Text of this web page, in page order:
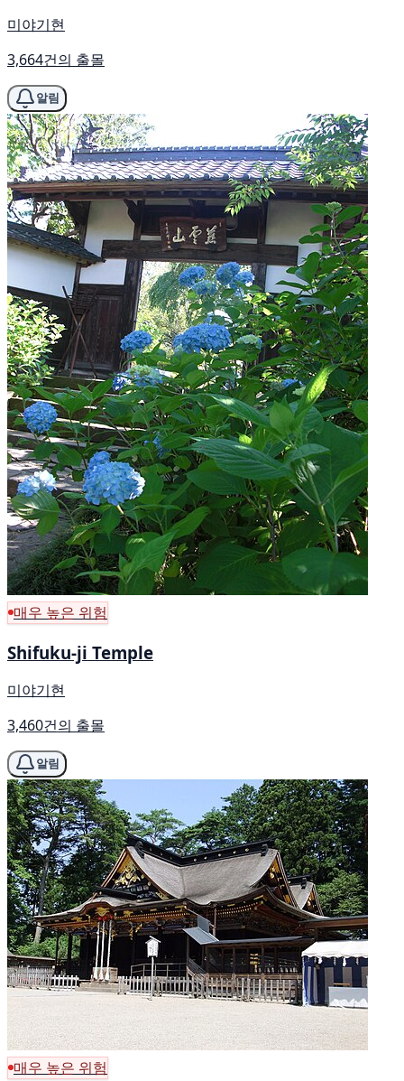
미야기현
3,664건의 출몰
알림
매우 높은 위험
Shifuku-ji Temple
미야기현
3,460건의 출몰
알림
매우 높은 위험